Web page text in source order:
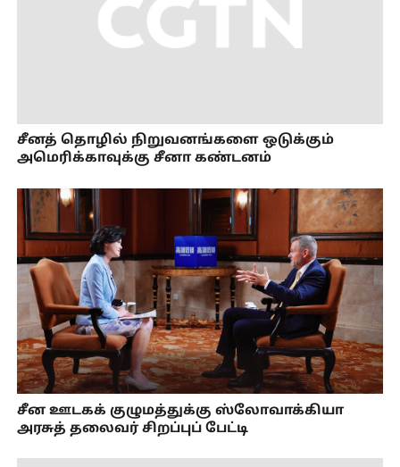
சீனத் தொழில் நிறுவனங்களை ஒடுக்கும்
அமெரிக்காவுக்கு சீனா கண்டனம்
சீன ஊடகக் குழுமத்துக்கு ஸ்லோவாக்கியா
அரசுத் தலைவர் சிறப்புப் பேட்டி